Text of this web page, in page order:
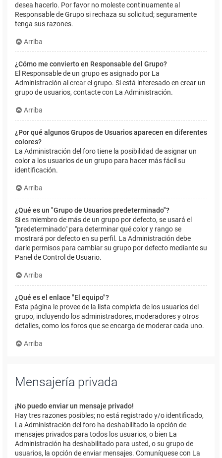
desea hacerlo. Por favor no moleste continuamente al
Responsable de Grupo si rechaza su solicitud; seguramente
tenga sus razones.
Arriba
¿Cómo me convierto en Responsable del Grupo?
El Responsable de un grupo es asignado por La
Administración al crear el grupo. Si está interesado en crear un
grupo de usuarios, contacte con La Administración.
Arriba
¿Por qué algunos Grupos de Usuarios aparecen en diferentes
colores?
La Administración del foro tiene la posibilidad de asignar un
color a los usuarios de un grupo para hacer más fácil su
identificación.
Arriba
¿Qué es un "Grupo de Usuarios predeterminado"?
Si es miembro de más de un grupo por defecto, se usará el
"predeterminado" para determinar qué color y rango se
mostrará por defecto en su perfil. La Administración debe
darle permisos para cambiar su grupo por defecto mediante su
Panel de Control de Usuario.
Arriba
¿Qué es el enlace "El equipo"?
Esta página le provee de la lista completa de los usuarios del
grupo, incluyendo los administradores, moderadores y otros
detalles, como los foros que se encarga de moderar cada uno.
Arriba
Mensajería privada
¡No puedo enviar un mensaje privado!
Hay tres razones posibles; no está registrado y/o identificado,
La Administración del foro ha deshabilitado la opción de
mensajes privados para todos los usuarios, o bien La
Administración ha deshabilitado para usted, o su grupo de
usuarios, la opción de enviar mensajes. Comuníquese con La